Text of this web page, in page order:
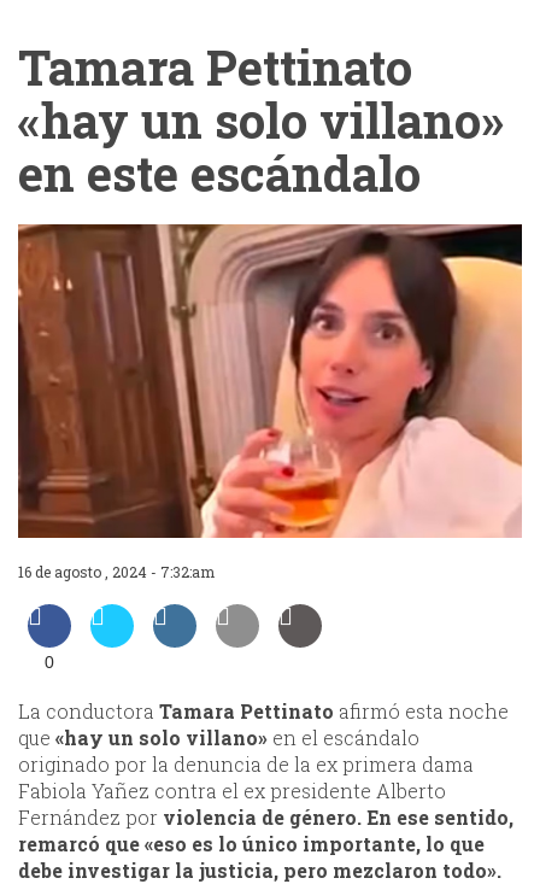
Tamara Pettinato
«hay un solo villano»
en este escándalo
16 de agosto , 2024 - 7:32:am
0
La conductora Tamara Pettinato afirmó esta noche
que «hay un solo villano» en el escándalo
originado por la denuncia de la ex primera dama
Fabiola Yañez contra el ex presidente Alberto
Fernández por violencia de género.En ese sentido,
remarcó que «eso es lo único importante, lo que
debe investigar la justicia, pero mezclaron todo».